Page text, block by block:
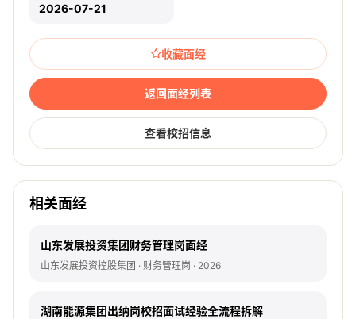
2026-07-21
收藏面经
返回面经列表
查看校招信息
相关面经
山东发展投资集团财务管理岗面经
山东发展投资控股集团 · 财务管理岗 · 2026
湖南能源集团出纳岗校招面试经验全流程拆解